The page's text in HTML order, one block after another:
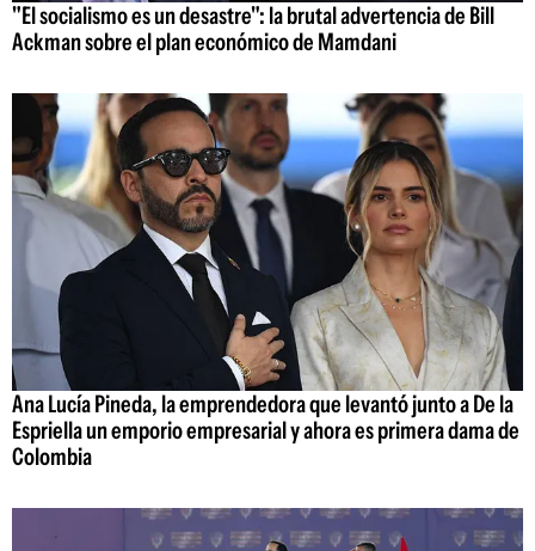
"El socialismo es un desastre": la brutal advertencia de Bill
Ackman sobre el plan económico de Mamdani
Ana Lucía Pineda, la emprendedora que levantó junto a De la
Espriella un emporio empresarial y ahora es primera dama de
Colombia